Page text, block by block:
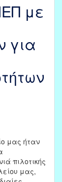
με
για
μας ήταν
πιλοτικής
μας,